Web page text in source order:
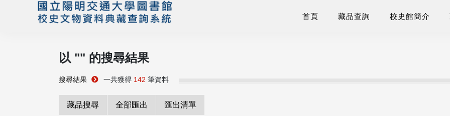
首頁 藏品查詢 校史館簡介
以 "" 的搜尋結果
搜尋結果 一共獲得 142 筆資料
藏品搜尋 全部匯出 匯出清單